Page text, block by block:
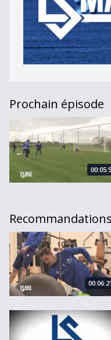
Prochain épisode
LS Mag [S.2019][E.11]
Recommandations
LS Mag, le magazine
00:06:21
LS Mag du 13.10.10